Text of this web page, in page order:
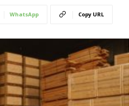
WhatsApp Copy URL